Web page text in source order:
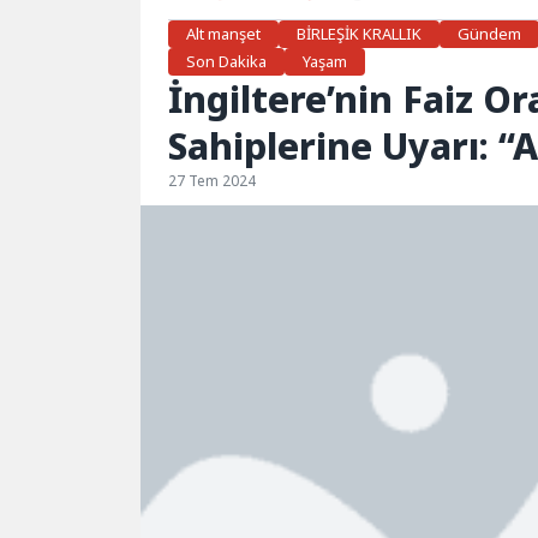
Alt manşet
BİRLEŞİK KRALLIK Gündem
Son Dakika
Yaşam
İngiltere’nin Faiz
Sahiplerine Uyarı:
27 Tem 2024